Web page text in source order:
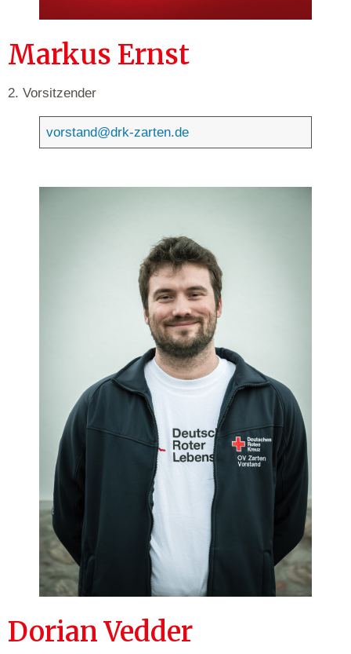
Markus Ernst
2. Vorsitzender
vorstand@drk-zarten.de
Dorian Vedder